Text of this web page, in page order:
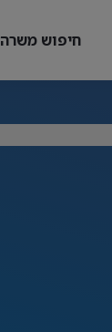
חיפוש משרה